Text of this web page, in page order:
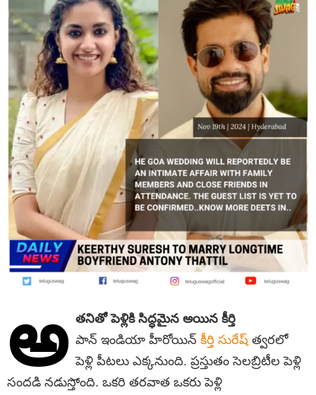
అ తనితో పెళ్లికి సిద్ధమైన అయిన కీర్తి
పాన్ ఇండియా హీరోయిన్ కీర్తి సురేష్త్వరలో
పెళ్లి పీటలు ఎక్కనుంది. ప్రస్తుతం సెలబ్రిటీల పెళ్లి
సందడి నడుస్తోంది. ఒకరి తరవాత ఒకరు పెళ్లి